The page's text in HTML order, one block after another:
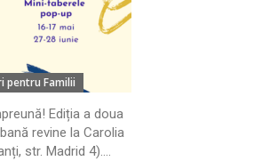
pentru Familii
Ediția a doua
revine la Carolia
str. Madrid 4)....